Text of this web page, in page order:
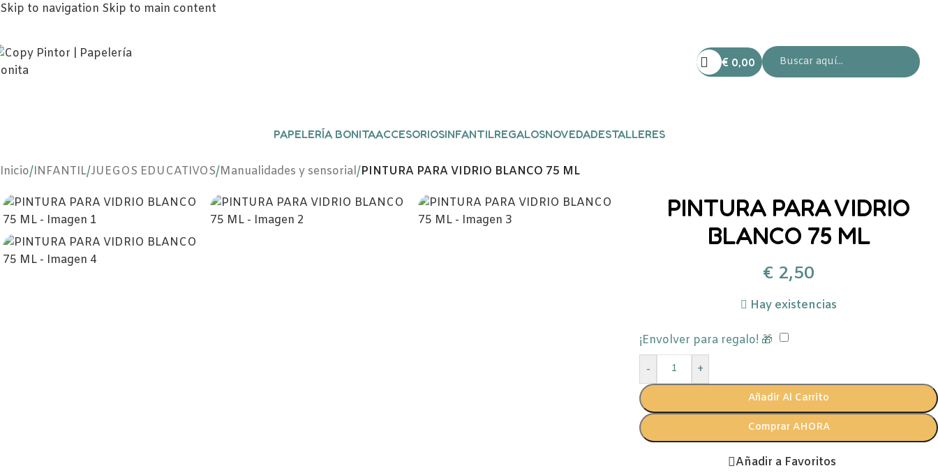
Skip to navigation Skip to main content
€ 0,00
PAPELERÍA BONITAACCESORIOSINFANTILREGALOSNOVEDADESTALLERES
Inicio/INFANTIL/JUEGOS EDUCATIVOS/Manualidades y sensorial/PINTURA PARA VIDRIO BLANCO 75 ML
PINTURA PARA VIDRIO
BLANCO 75 ML
€ 2,50
Hay existencias
¡Envolver para regalo! 🎁
-
+
Añadir Al Carrito
Comprar AHORA
Añadir a Favoritos